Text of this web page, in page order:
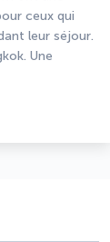
ceux qui
leur séjour.
Une